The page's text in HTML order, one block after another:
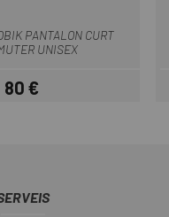
PANTALON CURT
UNISEX
Preu
80 €